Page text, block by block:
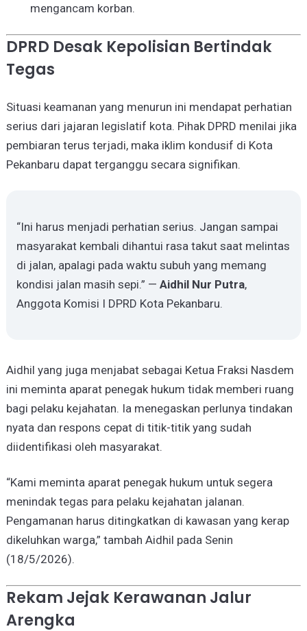
mengancam korban.
DPRD Desak Kepolisian Bertindak
Tegas
Situasi keamanan yang menurun ini mendapat perhatian
serius dari jajaran legislatif kota. Pihak DPRD menilai jika
pembiaran terus terjadi, maka iklim kondusif di Kota
Pekanbaru dapat terganggu secara signifikan.
“Ini harus menjadi perhatian serius. Jangan sampai
masyarakat kembali dihantui rasa takut saat melintas
di jalan, apalagi pada waktu subuh yang memang
kondisi jalan masih sepi.” — Aidhil Nur Putra,
Anggota Komisi I DPRD Kota Pekanbaru.
Aidhil yang juga menjabat sebagai Ketua Fraksi Nasdem
ini meminta aparat penegak hukum tidak memberi ruang
bagi pelaku kejahatan. Ia menegaskan perlunya tindakan
nyata dan respons cepat di titik-titik yang sudah
diidentifikasi oleh masyarakat.
“Kami meminta aparat penegak hukum untuk segera
menindak tegas para pelaku kejahatan jalanan.
Pengamanan harus ditingkatkan di kawasan yang kerap
dikeluhkan warga,” tambah Aidhil pada Senin
(18/5/2026).
Rekam Jejak Kerawanan Jalur
Arengka